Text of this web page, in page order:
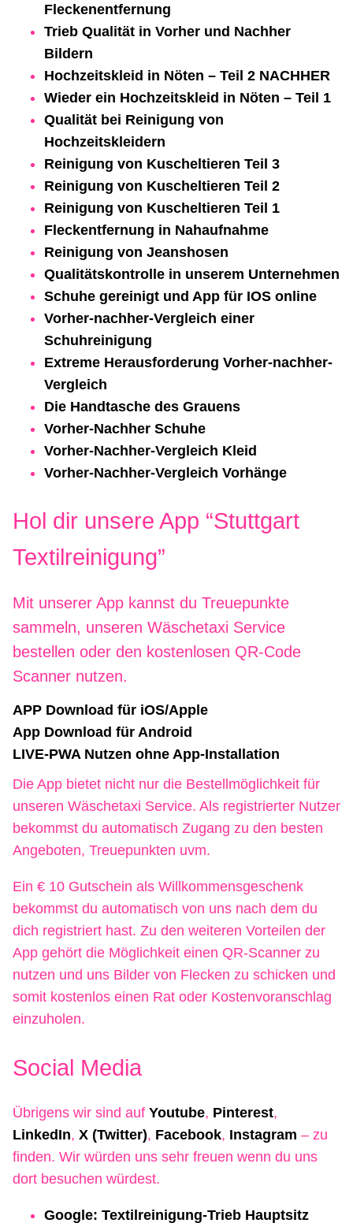
Fleckenentfernung
Trieb Qualität in Vorher und Nachher
Bildern
Hochzeitskleid in Nöten – Teil 2 NACHHER
Wieder ein Hochzeitskleid in Nöten – Teil 1
Qualität bei Reinigung von
Hochzeitskleidern
Reinigung von Kuscheltieren Teil 3
Reinigung von Kuscheltieren Teil 2
Reinigung von Kuscheltieren Teil 1
Fleckentfernung in Nahaufnahme
Reinigung von Jeanshosen
Qualitätskontrolle in unserem Unternehmen
Schuhe gereinigt und App für IOS online
Vorher-nachher-Vergleich einer
Schuhreinigung
Extreme Herausforderung Vorher-nachher-
Vergleich
Die Handtasche des Grauens
Vorher-Nachher Schuhe
Vorher-Nachher-Vergleich Kleid
Vorher-Nachher-Vergleich Vorhänge
Hol dir unsere App “Stuttgart
Textilreinigung”
Mit unserer App kannst du Treuepunkte
sammeln, unseren Wäschetaxi Service
bestellen oder den kostenlosen QR-Code
Scanner nutzen.
APP Download für iOS/Apple
App Download für Android
LIVE-PWA Nutzen ohne App-Installation
Die App bietet nicht nur die Bestellmöglichkeit für
unseren Wäschetaxi Service. Als registrierter Nutzer
bekommst du automatisch Zugang zu den besten
Angeboten, Treuepunkten uvm.
Ein € 10 Gutschein als Willkommensgeschenk
bekommst du automatisch von uns nach dem du
dich registriert hast. Zu den weiteren Vorteilen der
App gehört die Möglichkeit einen QR-Scanner zu
nutzen und uns Bilder von Flecken zu schicken und
somit kostenlos einen Rat oder Kostenvoranschlag
einzuholen.
Social Media
Übrigens wir sind auf Youtube, Pinterest,
LinkedIn, X (Twitter), Facebook, Instagram – zu
finden. Wir würden uns sehr freuen wenn du uns
dort besuchen würdest.
Google: Textilreinigung-Trieb Hauptsitz